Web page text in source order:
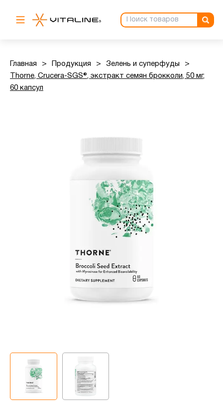
Главная > Продукция > Зелень и суперфуды
>
Thorne, Crucera-SGS®, экстракт семян брокколи, 50 мг,
60 капсул